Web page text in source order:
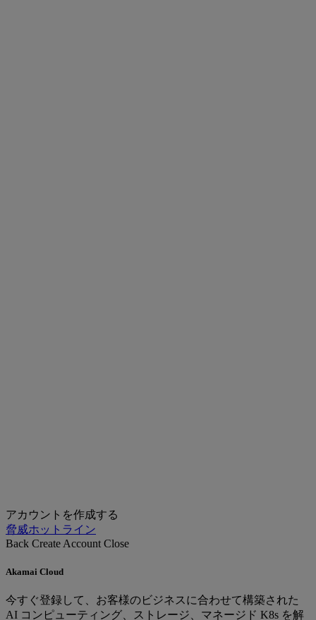
アカウントを作成する
脅威ホットライン
Back Create Account Close
Akamai Cloud
今すぐ登録して、お客様のビジネスに合わせて構築された
AI コンピューティング、ストレージ、マネージド K8s を解